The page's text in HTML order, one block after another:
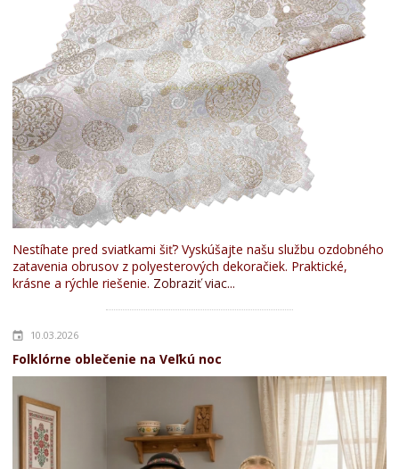
Nestíhate pred sviatkami šiť? Vyskúšajte našu službu ozdobného
zatavenia obrusov z polyesterových dekoračiek. Praktické,
krásne a rýchle riešenie. Zobraziť viac...
10.03.2026
Folklórne oblečenie na Veľkú noc